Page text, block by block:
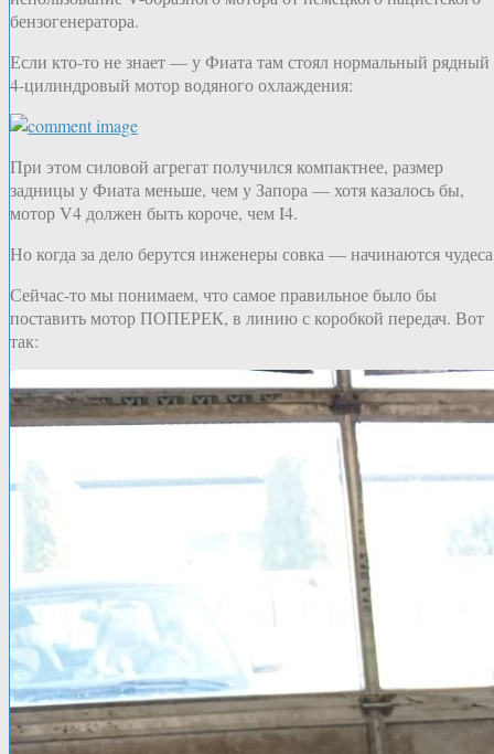
бензогенератора.
Если кто-то не знает — у Фиата там стоял нормальный рядный
4-цилиндровый мотор водяного охлаждения:
При этом силовой агрегат получился компактнее, размер
задницы у Фиата меньше, чем у Запора — хотя казалось бы,
мотор V4 должен быть короче, чем I4.
Но когда за дело берутся инженеры совка — начинаются
Сейчас-то мы понимаем, что самое правильное было бы
поставить мотор ПОПЕРЕК, в линию с коробкой передач. Вот
так: